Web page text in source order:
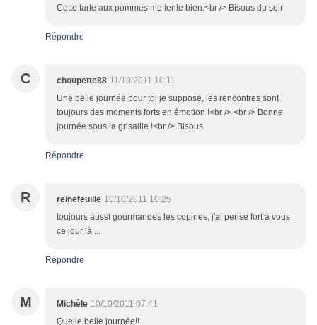
Cette tarte aux pommes me tente bien.<br /> Bisous du soir
Répondre
C choupette88 11/10/2011 10:11
Une belle journée pour toi je suppose, les rencontres sont
toujours des moments forts en émotion !<br /> <br /> Bonne
journée sous la grisaille !<br /> Bisous
Répondre
R reinefeuille 10/10/2011 10:25
toujours aussi gourmandes les copines, j'ai pensé fort à vous
ce jour là ...
Répondre
M Michèle 10/10/2011 07:41
Quelle belle journée!!